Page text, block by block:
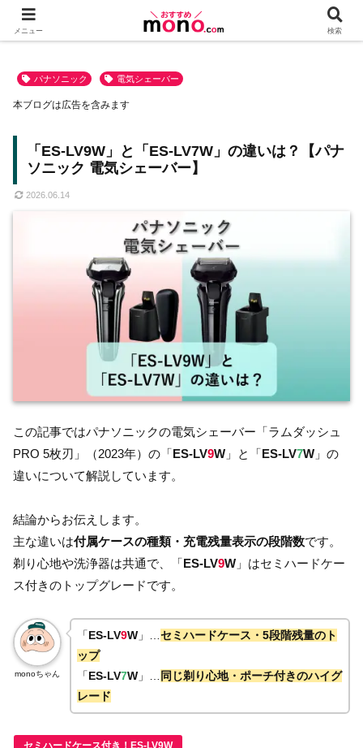
パナソニック 電気シェーバー
「ES-LV9W」と「ES-LV7W」の違いは？【パナ
ソニック 電気シェーバー】
2026.06.14
本ブログは広告を含みます
この記事ではパナソニックの電気シェーバー「ラムダッシュ
PRO 5枚刃」（2023年）の「ES-LV9W 」と「ES-LV7W 」の
違いについて解説しています。
結論からお伝えします。
主な違いは付属ケースの種類・充電残量表示の段階数です。
剃り心地や洗浄器は共通で、「ES-LV9W 」はセミハードケー
ス付きのトップグレードです。
monoちゃん
「ES-LV9W 」… セミハードケース・5段階残量のト
ップ
「ES-LV7W 」… 同じ剃り心地・ポーチ付きのハイグ
レード
セミハードケース付き！ES-LV9W
メニュー 検索